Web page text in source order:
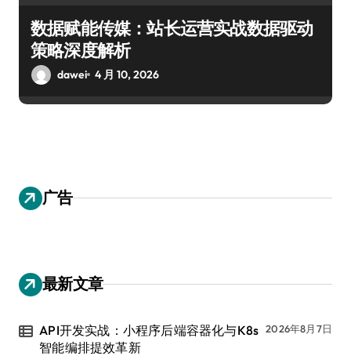
数据赋能传媒：站长运营实战数据驱动
策略深度解析
dawei 4 月 10, 2026
广告
最新文章
API开发实战：小程序后端容器化与K8s
智能编排提效革新
2026年8月7日